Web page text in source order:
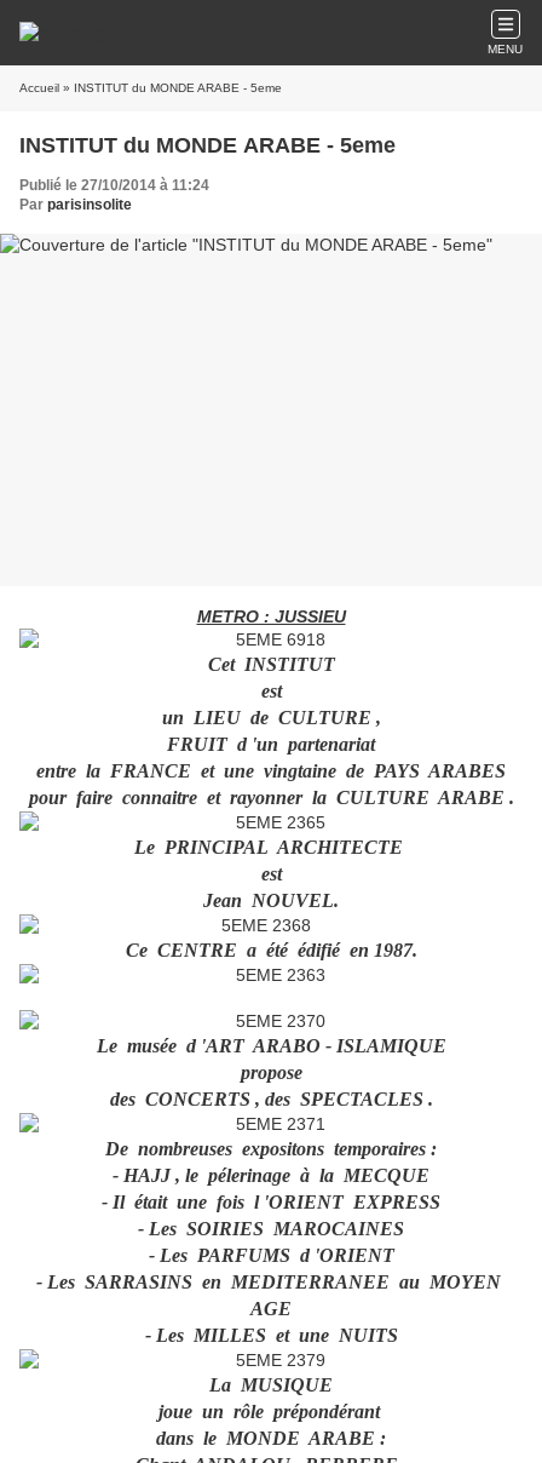
MENU
Accueil » INSTITUT du MONDE ARABE - 5eme
INSTITUT du MONDE ARABE - 5eme
Publié le 27/10/2014 à 11:24
Par parisinsolite
METRO : JUSSIEU
Cet INSTITUT
est
un LIEU de CULTURE ,
FRUIT d 'un partenariat
entre la FRANCE et une vingtaine de PAYS ARABES
pour faire connaitre et rayonner la CULTURE ARABE .
Le PRINCIPAL ARCHITECTE
est
Jean NOUVEL.
Ce CENTRE a été édifié en 1987.
Le musée d 'ART ARABO - ISLAMIQUE
propose
des CONCERTS , des SPECTACLES .
De nombreuses expositons temporaires :
- HAJJ , le pélerinage à la MECQUE
- Il était une fois l 'ORIENT EXPRESS
- Les SOIRIES MAROCAINES
- Les PARFUMS d 'ORIENT
- Les SARRASINS en MEDITERRANEE au MOYEN
AGE
- Les MILLES et une NUITS
La MUSIQUE
joue un rôle prépondérant
dans le MONDE ARABE :